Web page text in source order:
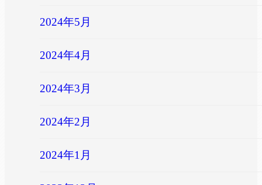
2024年5月
2024年4月
2024年3月
2024年2月
2024年1月